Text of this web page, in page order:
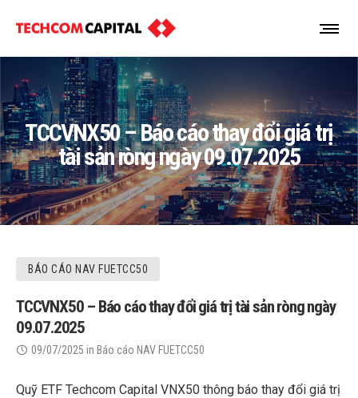
TCCVNX50 – Báo cáo thay đổi giá trị
tài sản ròng ngày 09.07.2025
BÁO CÁO NAV FUETCC50
TCCVNX50 – Báo cáo thay đổi giá trị tài sản ròng ngày
09.07.2025
09/07/2025 in Báo cáo NAV FUETCC50
Quỹ ETF Techcom Capital VNX50 thông báo thay đổi giá trị